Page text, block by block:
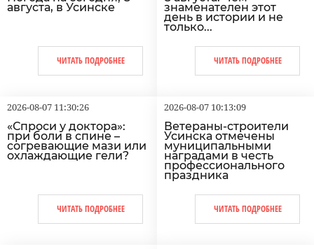
августа, в Усинске
ЧИТАТЬ ПОДРОБНЕЕ
знаменателен этот
день в истории и не
только...
ЧИТАТЬ ПОДРОБНЕЕ
2026-08-07 11:30:26
«Спроси у доктора»:
при боли в спине –
согревающие мази или
охлаждающие гели?
ЧИТАТЬ ПОДРОБНЕЕ
2026-08-07 10:13:09
Ветераны-строители
Усинска отмечены
муниципальными
наградами в честь
профессионального
праздника
ЧИТАТЬ ПОДРОБНЕЕ